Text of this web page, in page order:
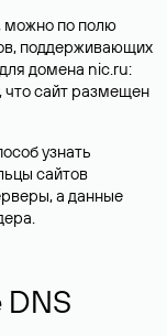
можно по полю
поддерживающих
домена nic.ru:
что сайт размещен
узнать
сайтов
а данные
DNS